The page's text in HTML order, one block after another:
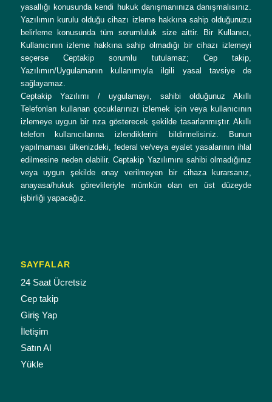
yasallığı konusunda kendi hukuk danışmanınıza danışmalısınız.
Yazılımın kurulu olduğu cihazı izleme hakkına sahip olduğunuzu
belirleme konusunda tüm sorumluluk size aittir. Bir Kullanıcı,
Kullanıcının izleme hakkına sahip olmadığı bir cihazı izlemeyi
seçerse Ceptakip sorumlu tutulamaz; Cep takip,
Yazılımın/Uygulamanın kullanımıyla ilgili yasal tavsiye de
sağlayamaz.
Ceptakip Yazılımı / uygulamayı, sahibi olduğunuz Akıllı
Telefonları kullanan çocuklarınızı izlemek için veya kullanıcının
izlemeye uygun bir rıza gösterecek şekilde tasarlanmıştır. Akıllı
telefon kullanıcılarına izlendiklerini bildirmelisiniz. Bunun
yapılmaması ülkenizdeki, federal ve/veya eyalet yasalarının ihlal
edilmesine neden olabilir. Ceptakip Yazılımını sahibi olmadığınız
veya uygun şekilde onay verilmeyen bir cihaza kurarsanız,
anayasa/hukuk görevlileriyle mümkün olan en üst düzeyde
işbirliği yapacağız.
SAYFALAR
24 Saat Ücretsiz
Cep takip
Giriş Yap
İletişim
Satın Al
Yükle